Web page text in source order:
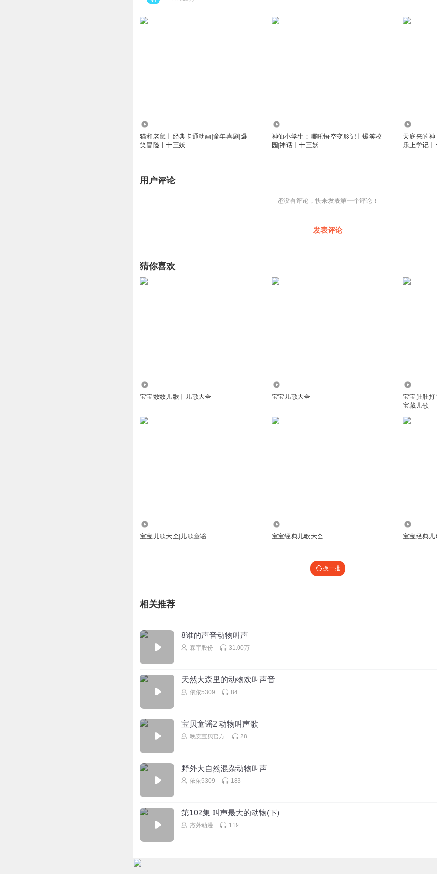
猫和老鼠丨经典卡通动画|童年喜剧|爆
笑冒险丨十三妖
神仙小学生：哪吒悟空变形记丨爆笑校
园|神话丨十三妖
天庭来的
乐上学记
用户评论
还没有评论，快来发表第一个评论！
发表评论
猜你喜欢
宝宝数数儿歌丨儿歌大全 宝宝儿歌大全
宝宝肚肚
宝藏儿歌
宝宝儿歌大全|儿歌童谣 宝宝经典儿歌大全 宝宝经典儿
换一批
相关推荐
8谁的声音动物叫声
森宇股份 31.00万
天然大森里的动物欢叫声音
依依5309 84
宝贝童谣2 动物叫声歌
晚安宝贝官方 28
野外大自然混杂动物叫声
依依5309 183
第102集 叫声最大的动物(下)
杰外动漫 119